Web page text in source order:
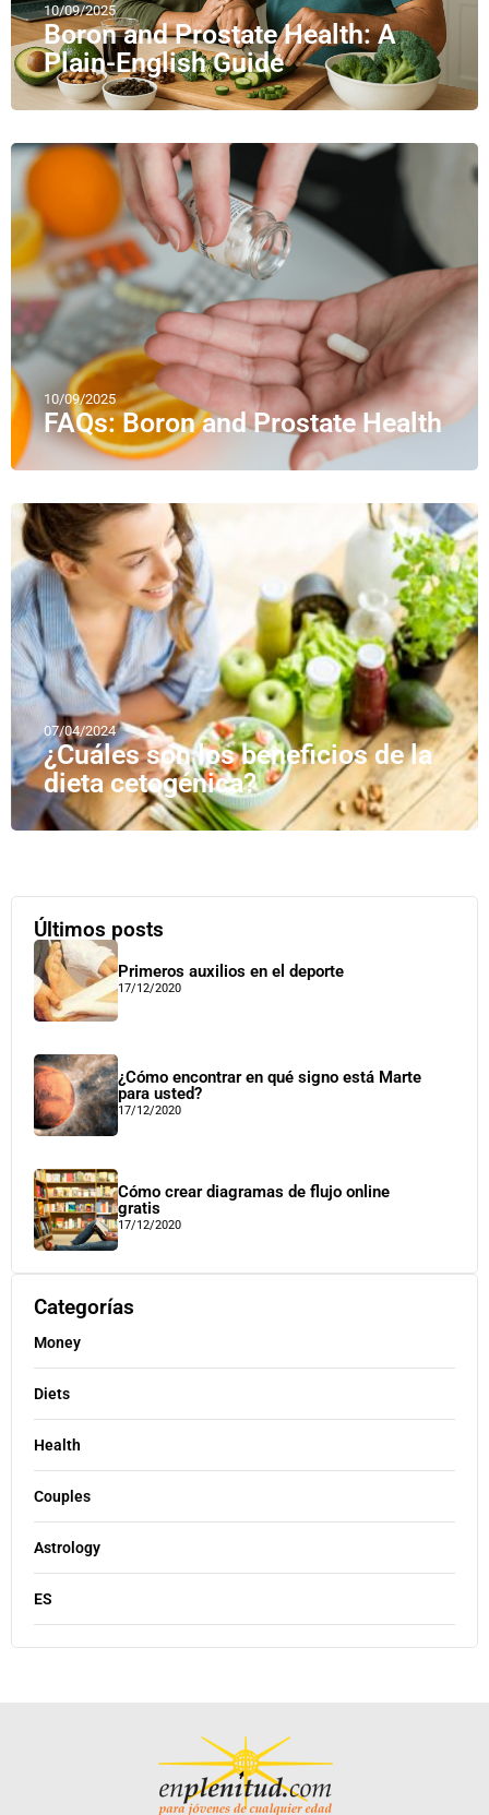
10/09/2025
Boron and Prostate Health: A
Plain-English Guide
10/09/2025
FAQs: Boron and Prostate Health
07/04/2024
¿Cuáles son los beneficios de la
dieta cetogénica?
Últimos posts
Primeros auxilios en el deporte
17/12/2020
¿Cómo encontrar en qué signo está Marte
para usted?
17/12/2020
Cómo crear diagramas de flujo online
gratis
17/12/2020
Categorías
Money
Diets
Health
Couples
Astrology
ES